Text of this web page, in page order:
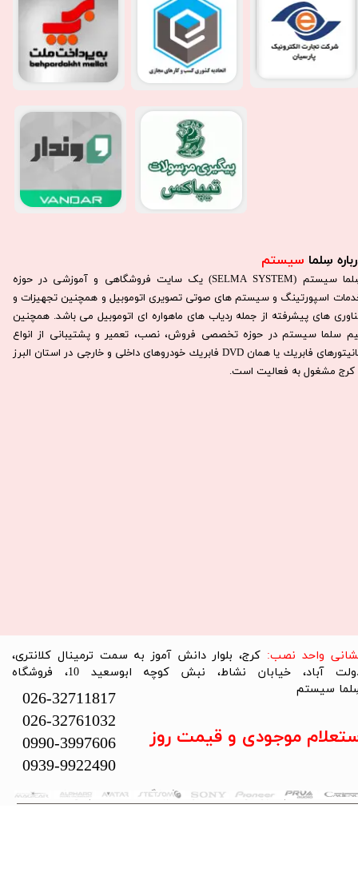
سِلما سیستم​​​​​​​
سِلما سيستم (SELMA SYSTEM) یک سایت فروشگاهی و آموزشی در حوزه
اسپورتینگ و سیستم های صوتی تصویری اتوموبیل و همچنین تجهیزات و
های پیشرفته از جمله ردیاب های ماهواره ای اتوموبیل می باشد. همچنين
سلما سيستم در حوزه تخصصی فروش، نصب، تعمير و پشتيبانی از انواع
مانيتورهای فابريك يا همان DVD فابريك خودروهای داخلی و خارجی در استان البرز
كرج مشغول به فعاليت است.​​​​​​​
تمام حقوق این سایت متعلق به فروشگاه سلما سیستم می‌باشد.
واحد نصب: کرج، بلوار دانش آموز به سمت ترمینال کلانتری،
دولت آباد، خیابان نشاط، نبش کوچه ابوسعید 10، فروشگاه
سیستم​​​​​​​
026-32711817
026-32761032
0990-3997606
0939-9922490
موجودی و قیمت روز